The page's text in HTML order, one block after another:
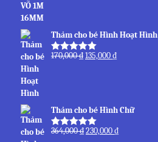
Thảm cho bé Hình Hoạt Hình
Được xếp
170,000₫135,000₫
Thảm cho bé Hình Chữ
Được xếp
364,000₫230,000₫